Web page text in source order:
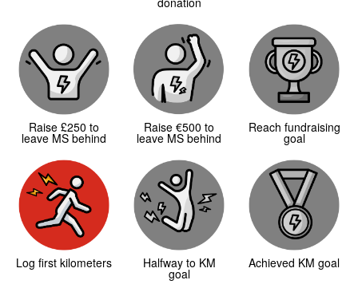
Raise £250 to
leave MS behind
Raise €500 to
leave MS behind
Reach fundraising
goal
Log first kilometers Halfway to KM
goal
Achieved KM goal